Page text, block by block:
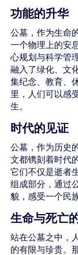
功能的升华
公墓，作为生命
一个物理上的安
心规划与科学管
融入了绿化、文
集纪念、教育、
里，人们可以感
生。
时代的见证
公墓，作为历史
文都镌刻着时代
它们不仅是逝者
组成部分，通过
貌，感受一个民
生命与死亡
站在公墓之中，
的有限与珍贵。